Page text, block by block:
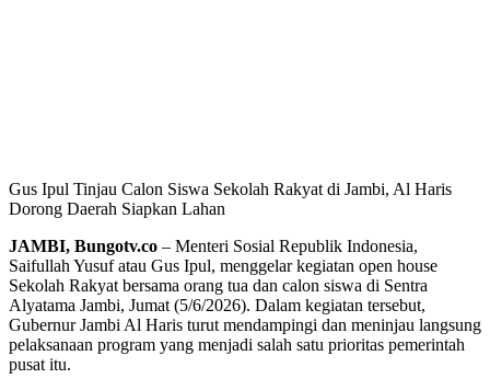
Gus Ipul Tinjau Calon Siswa Sekolah Rakyat di Jambi, Al Haris
Dorong Daerah Siapkan Lahan
JAMBI, Bungotv.co – Menteri Sosial Republik Indonesia,
Saifullah Yusuf atau Gus Ipul, menggelar kegiatan open house
Sekolah Rakyat bersama orang tua dan calon siswa di Sentra
Alyatama Jambi, Jumat (5/6/2026). Dalam kegiatan tersebut,
Gubernur Jambi Al Haris turut mendampingi dan meninjau langsung
pelaksanaan program yang menjadi salah satu prioritas pemerintah
pusat itu.